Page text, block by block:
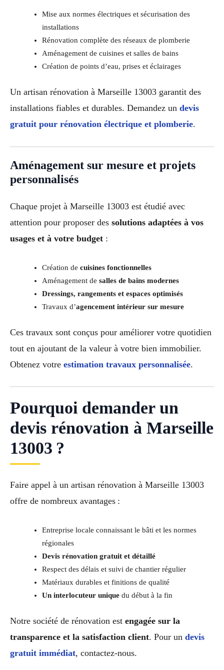
Mise aux normes électriques et sécurisation des
installations
Rénovation complète des réseaux de plomberie
Aménagement de cuisines et salles de bains
Création de points d’eau, prises et éclairages
Un artisan rénovation à Marseille 13003 garantit des
installations fiables et durables. Demandez un devis
gratuit pour rénovation électrique et plomberie.
Aménagement sur mesure et projets
personnalisés
Chaque projet à Marseille 13003 est étudié avec
attention pour proposer des solutions adaptées à vos
usages et à votre budget :
Création de cuisines fonctionnelles
Aménagement de salles de bains modernes
Dressings, rangements et espaces optimisés
Travaux d’agencement intérieur sur mesure
Ces travaux sont conçus pour améliorer votre quotidien
tout en ajoutant de la valeur à votre bien immobilier.
Obtenez votre estimation travaux personnalisée.
Pourquoi demander un
devis rénovation à Marseille
13003 ?
Faire appel à un artisan rénovation à Marseille 13003
offre de nombreux avantages :
Entreprise locale connaissant le bâti et les normes
régionales
Devis rénovation gratuit et détaillé
Respect des délais et suivi de chantier régulier
Matériaux durables et finitions de qualité
Un interlocuteur uniquedu début à la fin
Notre société de rénovation est engagée sur la
transparence et la satisfaction client. Pour un devis
gratuit immédiat, contactez-nous.